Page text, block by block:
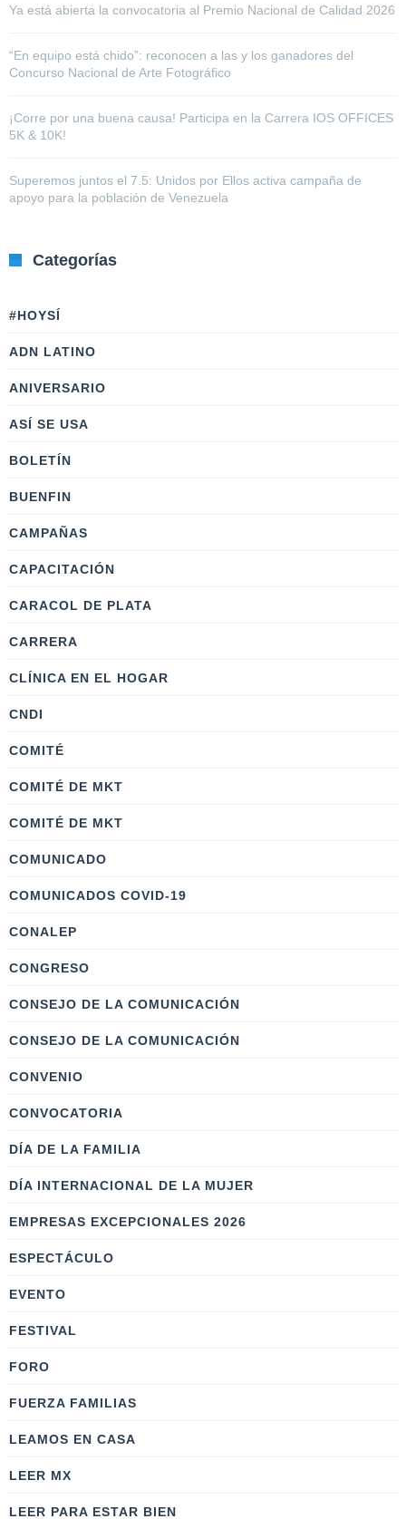
Ya está abierta la convocatoria al Premio Nacional de Calidad 2026
“En equipo está chido”: reconocen a las y los ganadores del
Concurso Nacional de Arte Fotográfico
¡Corre por una buena causa! Participa en la Carrera IOS OFFICES
5K & 10K!
Superemos juntos el 7.5: Unidos por Ellos activa campaña de
apoyo para la población de Venezuela
Categorías
#HOYSÍ
ADN LATINO
ANIVERSARIO
ASÍ SE USA
BOLETÍN
BUENFIN
CAMPAÑAS
CAPACITACIÓN
CARACOL DE PLATA
CARRERA
CLÍNICA EN EL HOGAR
CNDI
COMITÉ
COMITÉ DE MKT
COMITÉ DE MKT
COMUNICADO
COMUNICADOS COVID-19
CONALEP
CONGRESO
CONSEJO DE LA COMUNICACIÓN
CONSEJO DE LA COMUNICACIÓN
CONVENIO
CONVOCATORIA
DÍA DE LA FAMILIA
DÍA INTERNACIONAL DE LA MUJER
EMPRESAS EXCEPCIONALES 2026
ESPECTÁCULO
EVENTO
FESTIVAL
FORO
FUERZA FAMILIAS
LEAMOS EN CASA
LEER MX
LEER PARA ESTAR BIEN